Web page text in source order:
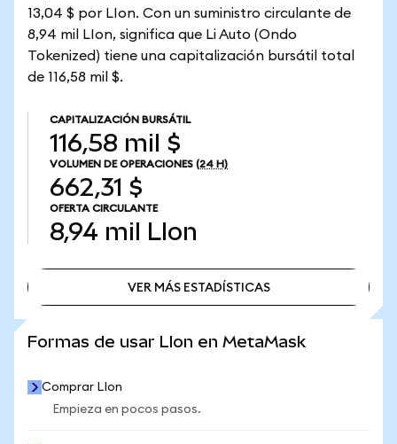
13,04 $ por LIon. Con un suministro circulante de
8,94 mil LIon, significa que Li Auto (Ondo
Tokenized) tiene una capitalización bursátil total
de 116,58 mil $.
CAPITALIZACIÓN BURSÁTIL
116,58 mil $
VOLUMEN DE OPERACIONES (24 H)
662,31 $
OFERTA CIRCULANTE
8,94 mil LIon
VER MÁS ESTADÍSTICAS
Formas de usar LIon en MetaMask
Comprar LIon
Empieza en pocos pasos.